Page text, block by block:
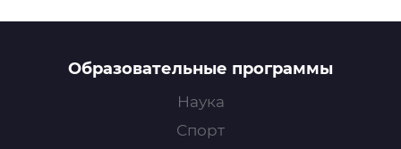
Образовательные программы
Наука
Спорт